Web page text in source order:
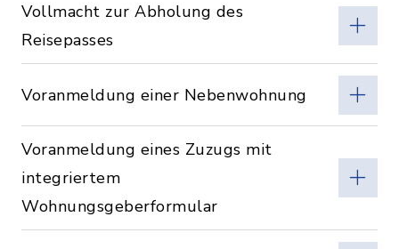
Vollmacht zur Abholung des
Reisepasses
Voranmeldung einer Nebenwohnung
Voranmeldung eines Zuzugs mit
integriertem
Wohnungsgeberformular